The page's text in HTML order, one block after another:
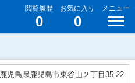
閲覧履歴
0
お気に入り
0
メニュー
鹿児島県鹿児島市東谷山２丁目35-22